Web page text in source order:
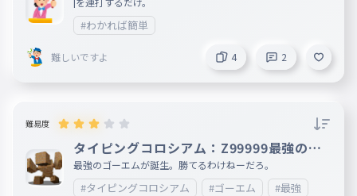
こころのそこからやりたいとおもわないならやめておけ
HP8000
作品をネットに投稿したらスカウト
HP7000
025
アイディアに価値はない。行動に価
値がある。
あいでぃあにかちはない。こうどうにかちがある。
#わかれば簡単
難しいですよ 4 2
難易度
タイピングコロシアム：Z99999最強のゴ
ーエム作ったから対戦！
最強のゴーエムが誕生。勝てるわけねーだろ。
#タイピングコロシアム #ゴーエム #最強